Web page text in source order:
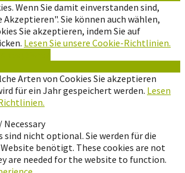
Wenn Sie damit einverstanden sind,
Akzeptieren". Sie können auch wählen,
Sie akzeptieren, indem Sie auf
Lesen Sie unsere Cookie-Richtlinien.
Arten von Cookies Sie akzeptieren
für ein Jahr gespeichert werden. Lesen
sind nicht optional. Sie werden für die
benötigt. These cookies are not
are needed for the website to function.